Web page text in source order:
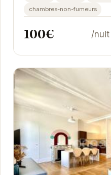
chambres-non-fumeurs
100€ /nuit